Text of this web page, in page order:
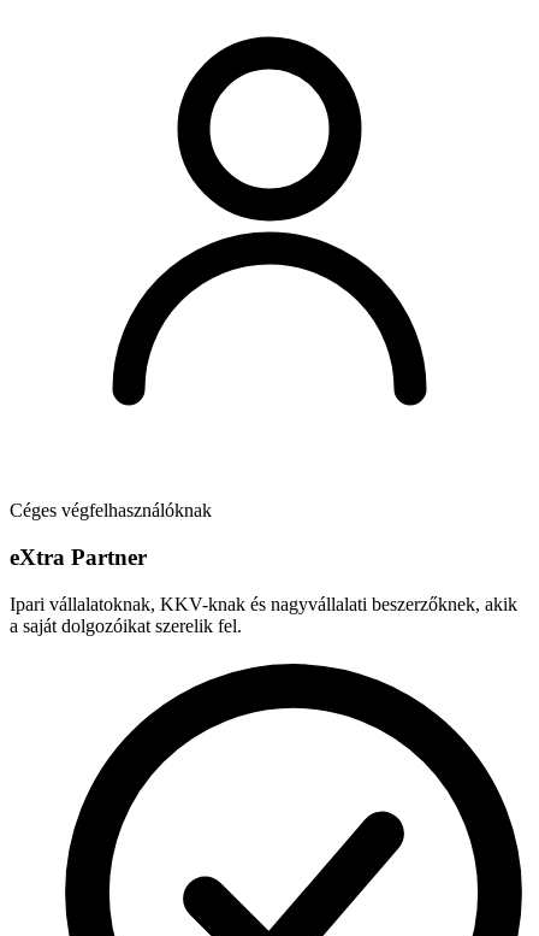
Céges végfelhasználóknak
eXtra Partner
Ipari vállalatoknak, KKV-knak és nagyvállalati beszerzőknek, akik
a saját dolgozóikat szerelik fel.